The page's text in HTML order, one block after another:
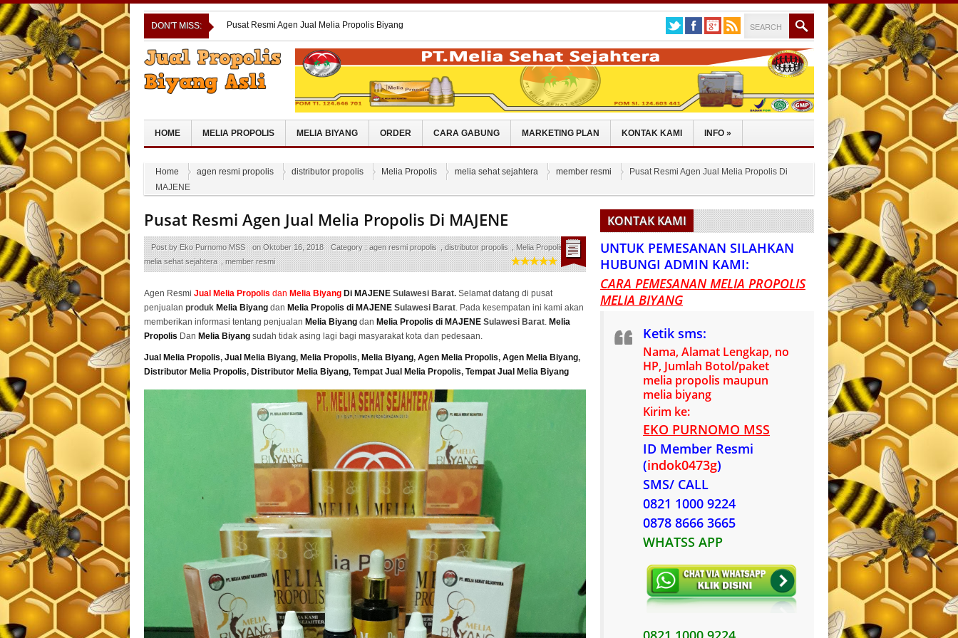
DON'T MISS:
Pusat Resmi Agen Jual Melia Propolis Biyang
KOTAWARINGIN TIMUR
Pusat Resmi Agen Jual Melia Propolis Biyang MERANGIN
Pusat Resmi Agen Jual Melia Propolis Di KEPULAUAN
SELAYAR
Pusat Resmi Agen Jual Melia Propolis Biyang PANGKAJENE
Cara Order Pesan Melia Anti Aging Whitening Cream
HOME MELIA PROPOLIS MELIA BIYANG ORDER CARA GABUNG MARKETING PLAN KONTAK KAMI INFO »
Home agen resmi propolis distributor propolis Melia Propolis melia sehat sejahtera member resmi
Pusat Resmi Agen Jual Melia Propolis Di
MAJENE
Pusat Resmi Agen Jual Melia Propolis Di MAJENE
Post byEko Purnomo MSS onOktober 16, 2018 Category :agen resmi propolis ,distributor propolis ,Melia Propolis
,
melia sehat sejahtera ,member resmi
Agen Resmi Jual Melia Propolis dan Melia Biyang Di MAJENE Sulawesi Barat. Selamat datang di pusat
penjualan produk Melia Biyang dan Melia Propolis di MAJENE Sulawesi Barat. Pada kesempatan ini kami akan
memberikan informasi tentang penjualan Melia Biyang dan Melia Propolis di MAJENE Sulawesi Barat. Melia
Propolis Dan Melia Biyang sudah tidak asing lagi bagi masyarakat kota dan pedesaan.
Jual Melia Propolis, Jual Melia Biyang, Melia Propolis, Melia Biyang, Agen Melia Propolis, Agen Melia Biyang,
Distributor Melia Propolis, Distributor Melia Biyang, Tempat Jual Melia Propolis, Tempat Jual Melia Biyang
KONTAK KAMI
UNTUK PEMESANAN SILAHKAN
HUBUNGI ADMIN KAMI:
CARA PEMESANAN MELIA PROPOLIS
MELIA BIYANG
Ketik sms:
Nama, Alamat Lengkap, no
HP, Jumlah Botol/paket
melia propolis maupun
melia biyang
Kirim ke:
EKO PURNOMO MSS
ID Member Resmi
(indok0473g)
SMS/ CALL
0821 1000 9224
0878 8666 3665
WHATSS APP